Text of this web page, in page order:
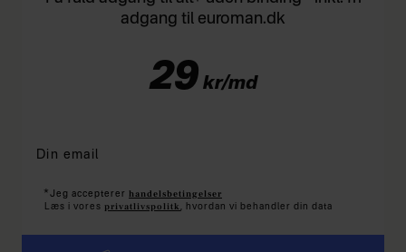
adgang til euroman.dk
29 kr/md
* Jeg accepterer handelsbetingelser
Læs i vores privatlivspolitk , hvordan vi behandler din data